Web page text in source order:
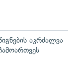
აკრძალვა